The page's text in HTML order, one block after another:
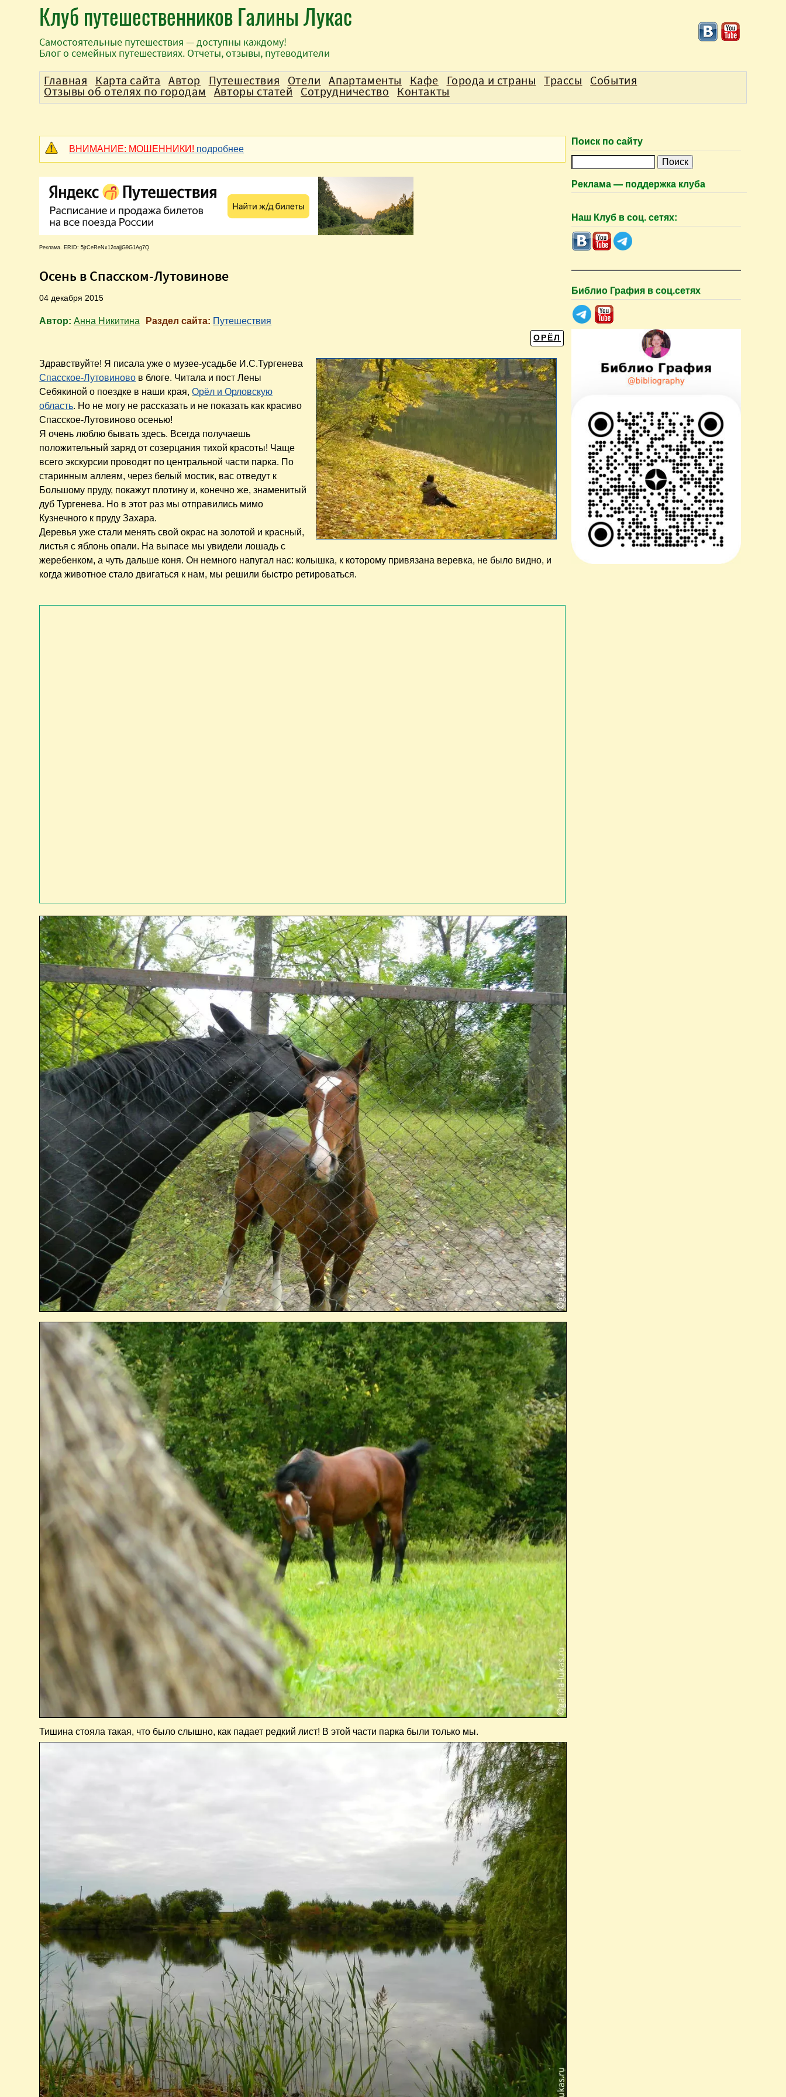
Клуб путешественников Галины Лукас
Самостоятельные путешествия — доступны каждому!
Блог о семейных путешествиях. Отчеты, отзывы, путеводители
ВНИМАНИЕ: МОШЕННИКИ! подробнее
Реклама. ERID: 5jtCeReNx12oajjG9G1Ag7Q
Осень в Спасском-Лутовинове
04 декабря 2015
Автор:Анна Никитина Раздел сайта: Путешествия
ОРЁЛ
Здравствуйте! Я писала уже о музее-усадьбе И.С.Тургенева
Спасское-Лутовиново в блоге. Читала и пост Лены
Себякиной о поездке в наши края,Орёл и Орловскую
область. Но не могу не рассказать и не показать как красиво
Спасское-Лутовиново осенью!
Я очень люблю бывать здесь. Всегда получаешь
положительный заряд от созерцания тихой красоты! Чаще
всего экскурсии проводят по центральной части парка. По
старинным аллеям, через белый мостик, вас отведут к
Большому пруду, покажут плотину и, конечно же, знаменитый
дуб Тургенева. Но в этот раз мы отправились мимо
Кузнечного к пруду Захара.
Деревья уже стали менять свой окрас на золотой и красный,
листья с яблонь опали. На выпасе мы увидели лошадь с
жеребенком, а чуть дальше коня. Он немного напугал нас: колышка, к которому привязана веревка, не было видно, и
когда животное стало двигаться к нам, мы решили быстро ретироваться.
Тишина стояла такая, что было слышно, как падает редкий лист! В этой части парка были только мы.
Главная Карта сайта Автор Путешествия Отели Апартаменты Кафе Города и страны Трассы События
Отзывы об отелях по городам Авторы статей Сотрудничество Контакты
Поиск по сайту
и
к
Реклама — поддержка клуба
Наш Клуб в соц. сетях:
Библио Графия в соц.сетях